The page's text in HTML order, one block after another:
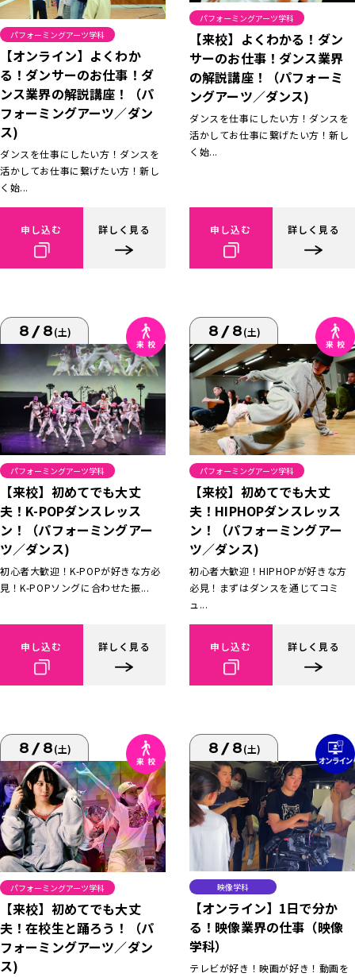
パフォーミングアーツ学科
【オンライン】よくわか
る！ダンサーのお仕事！ダ
ンス業界の解説講座！（パ
フォーミングアーツ／ダン
ス)
ダンスを仕事にしたい方！ダンスを
活かしてお仕事に繋げたい方！新し
く始...
申し込む 詳しく見る
パフォーミングアーツ学科
【来校】よくわかる！ダン
サーのお仕事！ダンス業界
の解説講座！（パフォーミ
ングアーツ／ダンス)
ダンスを仕事にしたい方！ダンスを
活かしてお仕事に繋げたい方！新し
く始...
申し込む 詳しく見る
8/8(土)
パフォーミングアーツ学科
【来校】初めてでも大丈
夫！K-POPダンスレッス
ン！（パフォーミングアー
ツ／ダンス)
初心者大歓迎！K-POPが好きな方必
見！K-POPソングに合わせた振...
申し込む 詳しく見る
8/8(土)
パフォーミングアーツ学科
【来校】初めてでも大丈
夫！HIPHOPダンスレッス
ン！（パフォーミングアー
ツ／ダンス)
初心者大歓迎！HIPHOPが好きな方
必見！まずはダンスを通じてコミ
ュ...
申し込む 詳しく見る
8/8(土)
パフォーミングアーツ学科
【来校】初めてでも大丈
夫！在校生と踊ろう！（パ
フォーミングアーツ／ダン
ス)
8/8(土)
映像学科
【オンライン】1日で分か
る！映像業界の仕事（映像
学科）
テレビが好き！映画が好き！動画を